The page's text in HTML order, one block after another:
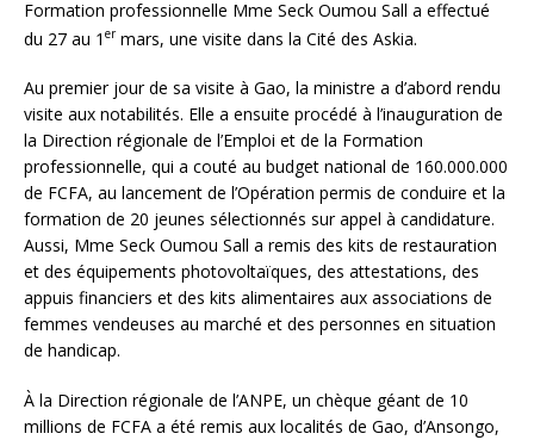
Formation professionnelle Mme Seck Oumou Sall a effectué
du 27 au 1 ermars, une visite dans la Cité des Askia.
Au premier jour de sa visite à Gao, la ministre a d’abord rendu
visite aux notabilités. Elle a ensuite procédé à l’inauguration de
la Direction régionale de l’Emploi et de la Formation
professionnelle, qui a couté au budget national de 160.000.000
de FCFA, au lancement de l’Opération permis de conduire et la
formation de 20 jeunes sélectionnés sur appel à candidature.
Aussi, Mme Seck Oumou Sall a remis des kits de restauration
et des équipements photovoltaïques, des attestations, des
appuis financiers et des kits alimentaires aux associations de
femmes vendeuses au marché et des personnes en situation
de handicap.
À la Direction régionale de l’ANPE, un chèque géant de 10
millions de FCFA a été remis aux localités de Gao, d’Ansongo,